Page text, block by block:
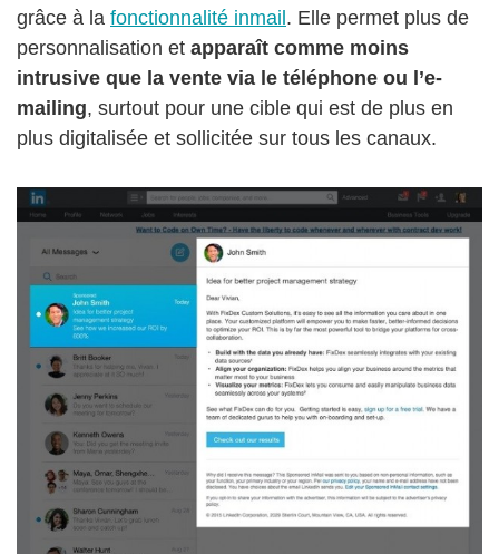
grâce à la fonctionnalité inmail. Elle permet plus de
personnalisation et apparaît comme moins
intrusive que la vente via le téléphone ou l’e-
mailing, surtout pour une cible qui est de plus en
plus digitalisée et sollicitée sur tous les canaux.